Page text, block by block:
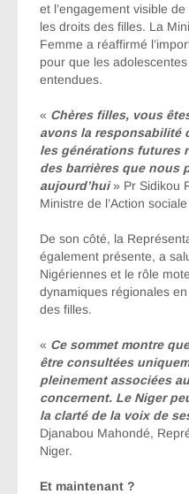
et l’engagement visible
les droits des filles. La
Femme a réaffirmé
pour que les
entendues.
« Chères filles, vous
avons la responsabilité
les générations futures
des barrières que nous
aujourd’hui» Pr Sidikou
Ministre de l’Action
De son côté, la
également présente, a
Nigériennes et le rôle
dynamiques régionales
des filles.
« Ce sommet montre
être consultées
pleinement associées
concernent. Le Niger
la clarté de la voix de
Djanabou Mahondé,
Niger.
Et maintenant ?